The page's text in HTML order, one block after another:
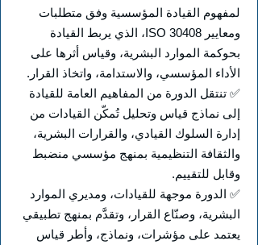
لمفهوم القيادة المؤسسية وفق متطلبات
ومعايير ISO 30408، الذي يربط القيادة
بحوكمة الموارد البشرية، وقياس أثرها على
الأداء المؤسسي، والاستدامة، واتخاذ القرار.
✅ تنتقل الدورة من المفاهيم العامة للقيادة
إلى نماذج قياس وتحليل تُمكّن القيادات من
إدارة السلوك القيادي، والقرارات البشرية،
والثقافة التنظيمية بمنهج مؤسسي منضبط
وقابل للتقييم.
✅ الدورة موجهة للقيادات، ومديري الموارد
البشرية، وصنّاع القرار، وتقدَّم بمنهج تطبيقي
يعتمد على مؤشرات، ونماذج، وأطر قياس